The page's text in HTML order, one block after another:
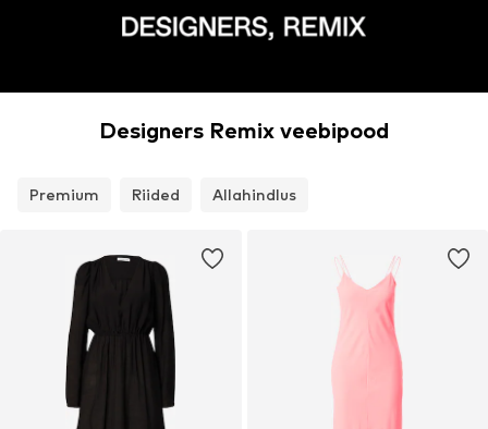
Designers Remix veebipood
Premium Riided Allahindlus